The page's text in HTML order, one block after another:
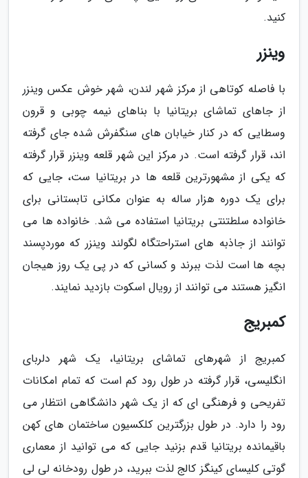
کنید.
وینزر
با فاصله کوتاهی از مرکز شهر لندن، شهر خوش عکس وینزر
از جاهای تماشای بریتانیا با بناهای نیمه چوبی و قرون
وسطایی که در کنار خیابان های سنگفرش شده جای گرفته
اند، قرار گرفته است. در مرکز این شهر قلعه وینزر قرار گرفته
که یکی از مشهورترین قلعه ها در بریتانیا ست، جایی که
برای یک دوره هزار ساله به عنوان مکانی تابستانی برای
خانواده سلطتنتی بریتانیا استفاده می شد. خانواده ها می
توانند از جاذبه های استراحتگاه لگولند وینزر که موردپسند
بچه ها است لذت ببرند و کسانی که در پی یک روز هیجان
انگیز هستند می توانند از رویال اسکوت بازدید نمایند.
کمبریج
کمبریج از شهرهای تماشای بریتانیا، یک شهر دلربای
انگلیسی، قرار گرفته در طول رود کم است که تمام امکانات
تفریحی و فرهنگی ای که از یک شهر دانشگاهی انتظار می
رود را دارد. در طول بزرگترین کلکسیون ساختمان های کهن
باقیمانده بریتانیا قدم بزنید جایی که می توانید از معماری
گوتی کلیسای کینگز کالج لذت ببرید، در طول رودخانه لی لی